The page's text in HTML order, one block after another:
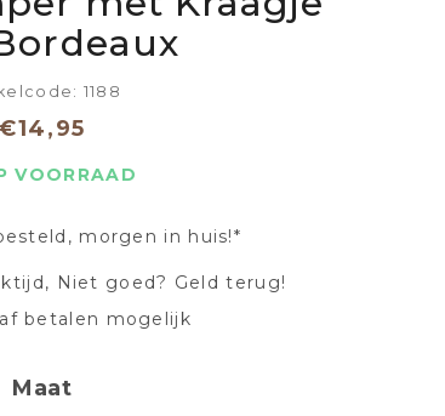
1188
€14,95
VOORRAAD
morgen in huis!*
Niet goed? Geld terug!
betalen mogelijk
Maat